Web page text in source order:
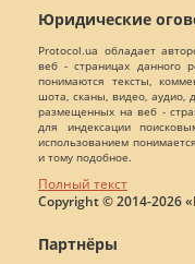
Юридические
Protocol.ua обладает
веб - страницах данного
понимаются тексты,
шота, сканы, видео, аудио,
размещенных на веб -
для индексации
использованием
и тому подобное.
Полный текст
Copyright © 2014-2026
Партнёры